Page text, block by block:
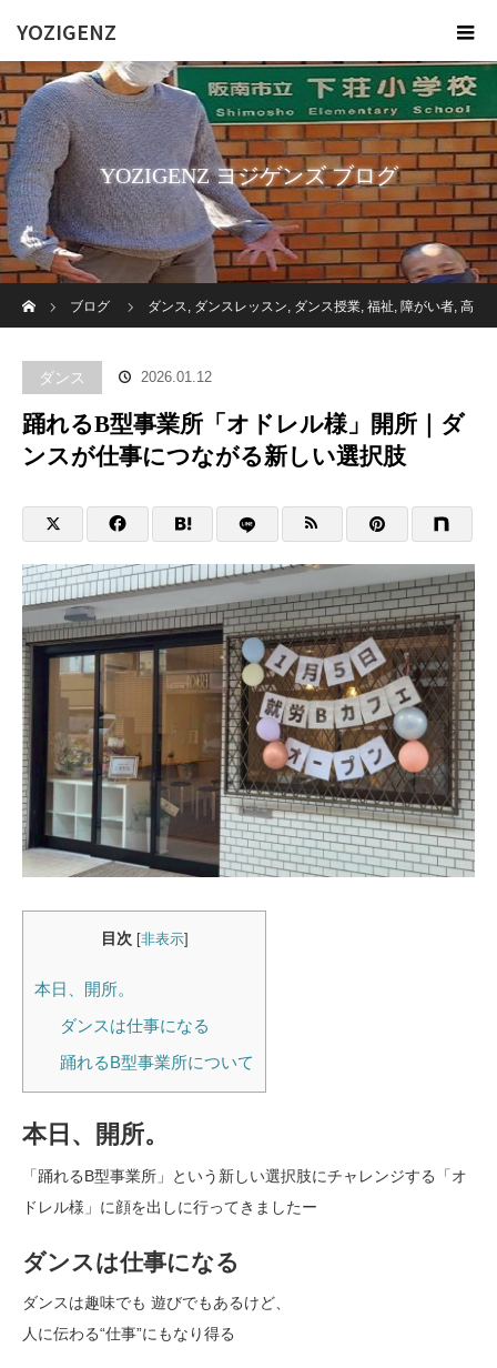
YOZIGENZ
YOZIGENZ ヨジゲンズ ブログ
ブログ
ダンス, ダンスレッスン, ダンス授業, 福祉, 障がい者, 高
がる新しい選択肢
ダンス 2026.01.12
踊れるB型事業所「オドレル様」開所｜ダ
ンスが仕事につながる新しい選択肢
目次 [非表示]
本日、開所。
ダンスは仕事になる
踊れるB型事業所について
本日、開所。
「踊れるB型事業所」という新しい選択肢にチャレンジする「オ
ドレル様」に顔を出しに行ってきましたー
ダンスは仕事になる
ダンスは趣味でも 遊びでもあるけど、
人に伝わる“仕事”にもなり得る